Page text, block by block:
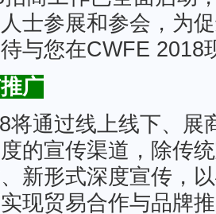
士参展和参会，为
与您在CWFE 2018
广
将通过线上线下、展
的宣传渠道，除传
新形式深度宣传，
现贸易合作与品牌